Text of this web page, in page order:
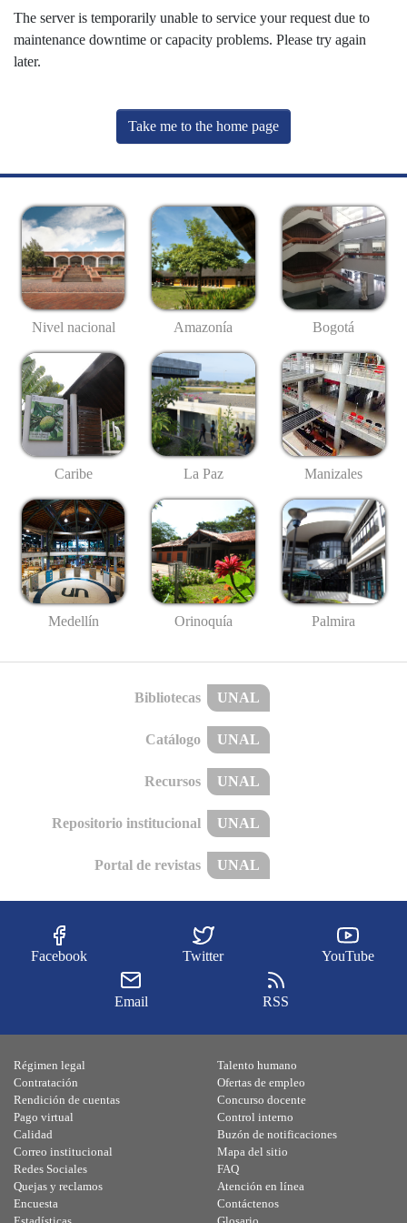
The server is temporarily unable to service your request due to
maintenance downtime or capacity problems. Please try again
later.
Take me to the home page
Nivel nacional Amazonía Bogotá
Caribe La Paz Manizales
Medellín Orinoquía Palmira
Bibliotecas UNAL
Catálogo UNAL
Recursos UNAL
Repositorio institucional UNAL
Portal de revistas UNAL
Facebook Twitter YouTube
Email RSS
Régimen legal
Contratación
Rendición de cuentas
Pago virtual
Calidad
Talento humano
Ofertas de empleo
Concurso docente
Control interno
Buzón de notificaciones
Correo institucional
Redes Sociales
Quejas y reclamos
Encuesta
Mapa del sitio
FAQ
Atención en línea
Contáctenos